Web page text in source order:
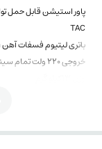
TAC
باتری لیتیوم فسفات آهن 1050wh
خروجی 220 ولت تمام سینوسی 1000وات
ورودی پنل خورشیدی